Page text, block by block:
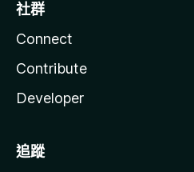
社群
Connect
Contribute
Developer
追蹤